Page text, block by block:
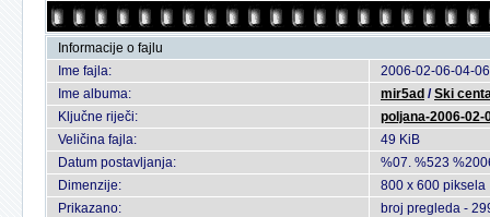
Informacije o fajlu
Ime fajla:
2006-02-06-04-
Ime albuma:
mir5ad /Ski
Ključne riječi:
poljana-2006-02-
Veličina fajla:
49 KiB
Datum postavljanja:
%07. %523
Dimenzije:
800 x 600 piksela
Prikazano:
broj pregleda -